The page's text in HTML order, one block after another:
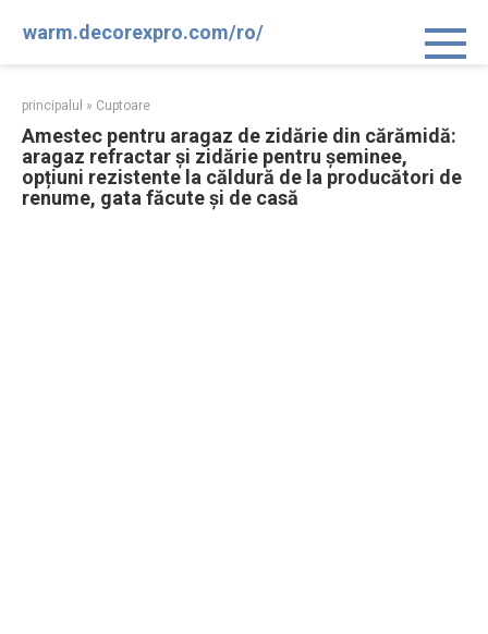
warm.decorexpro.com/ro/
principalul » Cuptoare
Amestec pentru aragaz de zidărie din cărămidă:
aragaz refractar și zidărie pentru șeminee,
opțiuni rezistente la căldură de la producători de
renume, gata făcute și de casă